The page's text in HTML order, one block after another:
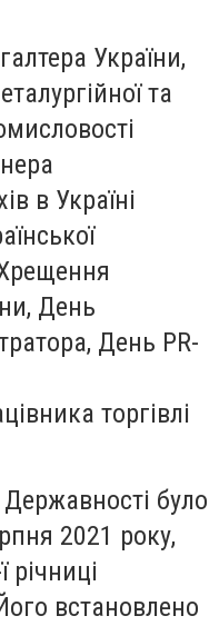
України,
та
в Україні
День
День PR-
торгівлі
було
2021 року,
річниці
встановлено